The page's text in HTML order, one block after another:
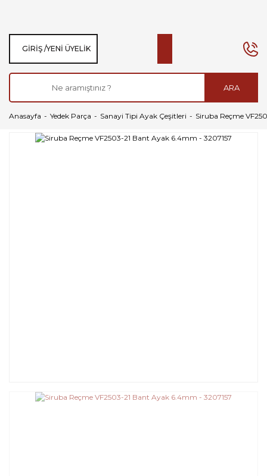
ARA
GIRIŞ /YENI ÜYELIK
Anasayfa Yedek Parça Sanayi Tipi Ayak Çeşitleri Siruba Reçme